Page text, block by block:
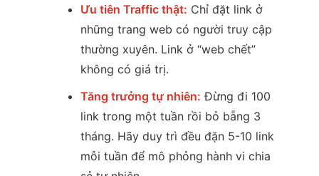
Ưu tiên Traffic thật: Chỉ đặt link ở
những trang web có người truy cập
thường xuyên. Link ở “web chết”
không có giá trị.
Tăng trưởng tự nhiên: Đừng đi 100
link trong một tuần rồi bỏ bẵng 3
tháng. Hãy duy trì đều đặn 5-10 link
mỗi tuần để mô phỏng hành vi chia